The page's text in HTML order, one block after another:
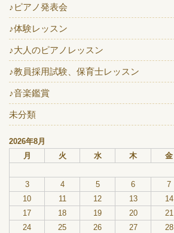
♪ピアノ発表会
♪体験レッスン
♪大人のピアノレッスン
♪教員採用試験、保育士レッスン
♪音楽鑑賞
未分類
2026年8月
月
火 水 木 金
3
4 5 6 7
10
11 12 13 14
17
18 19 20 21
24
25 26 27 28